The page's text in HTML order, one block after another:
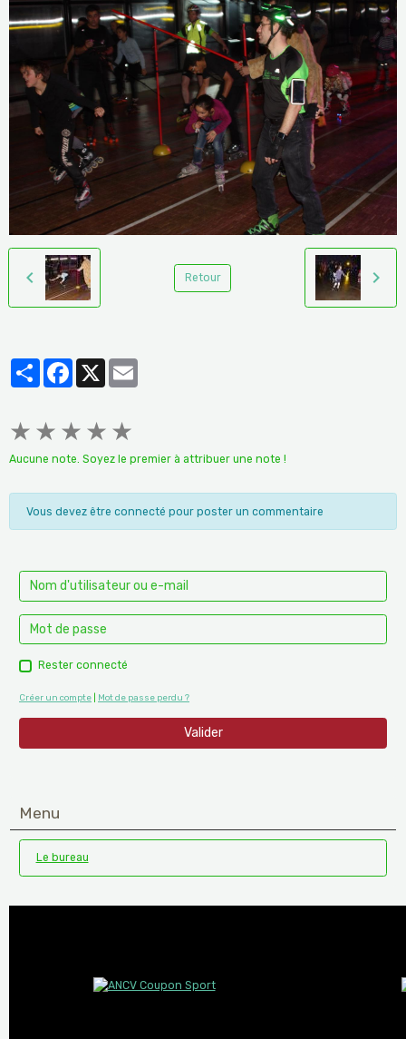
Retour
PartagerFacebook
★ ★ ★ ★ ★
Aucune note. Soyez le premier à attribuer une note !
Vous devez être connecté pour poster un commentaire
Rester connecté
Créer un compte Mot de passe perdu ?
Valider
Menu
Le bureau